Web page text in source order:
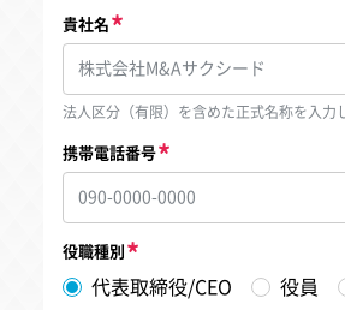
貴社名
法人区分（有限）を含めた正式名称を入力
携帯電話番号
役職種別
代表取締役/CEO 役員